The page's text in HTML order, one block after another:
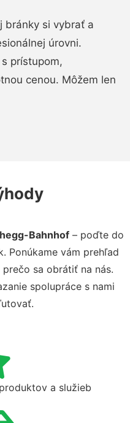
bránky si vybrať a
úrovni.
prístupom,
cenou. Môžem len
Bahnhof – poďte do
Ponúkame vám prehľad
sa obrátiť na nás.
spolupráce s nami
a služieb